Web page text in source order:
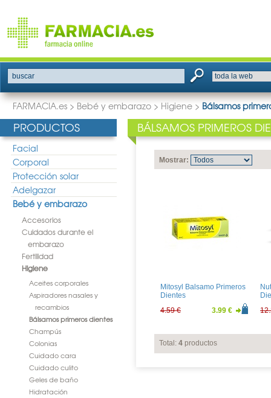
buscar
FARMACIA.es > Bebé y embarazo > Higiene > Bálsamos
PRODUCTOS
Facial
Corporal
Protección solar
Adelgazar
Bebé y embarazo
Accesorios
Cuidados durante el
embarazo
Fertilidad
Higiene
Aceites corporales
Aspiradores nasales y
recambios
Bálsamos primeros dientes
Champús
Colonias
Cuidado cara
Cuidado culito
Geles de baño
Hidratación
BÁLSAMOS PRIMEROS
Mostrar:
Mitosyl Balsamo Primeros
Dientes
4.59 €
3.99 €
Total: 4 productos